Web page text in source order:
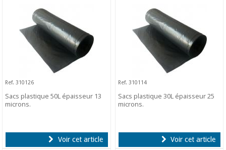
Ref. 310126
Sacs plastique 50L épaisseur 13
microns.
Voir cet article
Ref. 310114
Sacs plastique 30L épaisseur 25
microns.
Voir cet article